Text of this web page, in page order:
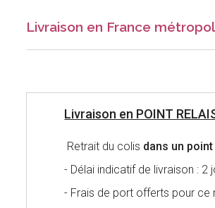
Livraison en France
Livraison en POINT
Retrait du colis dans un
- Délai indicatif de livraison : 2
- Frais de port offerts pour ce